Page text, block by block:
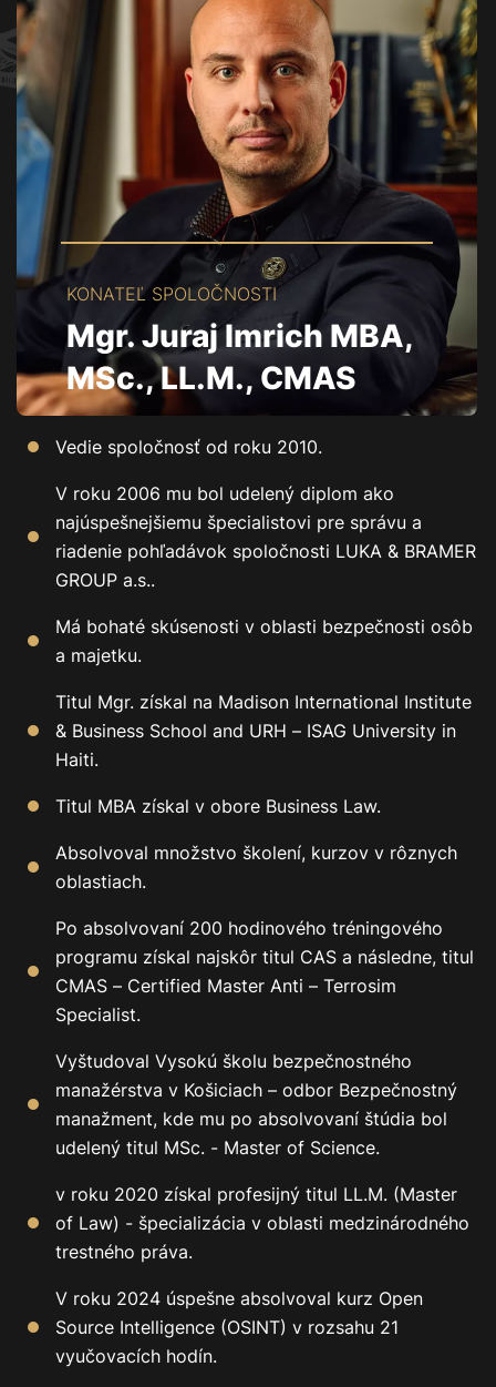
KONATEĽ SPOLOČNOSTI
Mgr. Juraj Imrich MBA,
MSc., LL.M., CMAS
Vedie spoločnosť od roku 2010.
V roku 2006 mu bol udelený diplom ako
najúspešnejšiemu špecialistovi pre správu a
riadenie pohľadávok spoločnosti LUKA & BRAMER
GROUP a.s..
Má bohaté skúsenosti v oblasti bezpečnosti osôb
a majetku.
Titul Mgr. získal na Madison International Institute
& Business School and URH – ISAG University in
Haiti.
Titul MBA získal v obore Business Law.
Absolvoval množstvo školení, kurzov v rôznych
oblastiach.
Po absolvovaní 200 hodinového tréningového
programu získal najskôr titul CAS a následne, titul
CMAS – Certified Master Anti – Terrosim
Specialist.
Vyštudoval Vysokú školu bezpečnostného
manažérstva v Košiciach – odbor Bezpečnostný
manažment, kde mu po absolvovaní štúdia bol
udelený titul MSc. - Master of Science.
v roku 2020 získal profesijný titul LL.M. (Master
of Law) - špecializácia v oblasti medzinárodného
trestného práva.
V roku 2024 úspešne absolvoval kurz Open
Source Intelligence (OSINT) v rozsahu 21
vyučovacích hodín.